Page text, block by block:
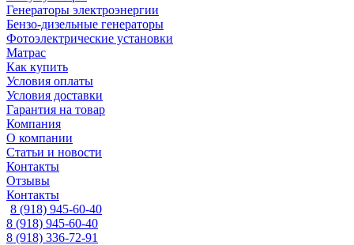
Генераторы электроэнергии
Бензо-дизельные генераторы
Фотоэлектрические установки
Матрас
Как купить
Условия оплаты
Условия доставки
Гарантия на товар
Компания
О компании
Статьи и новости
Контакты
Отзывы
Контакты
8 (918) 945-60-40
8 (918) 945-60-40
8 (918) 336-72-91